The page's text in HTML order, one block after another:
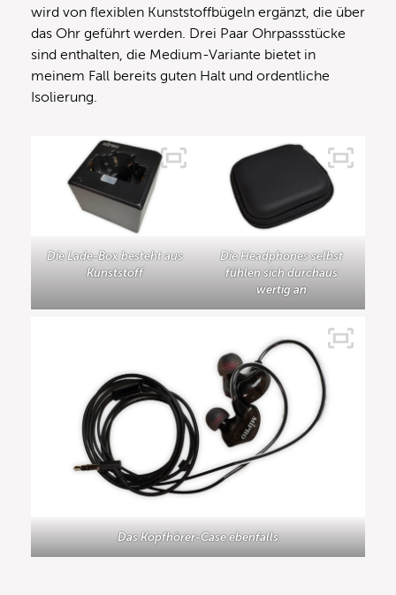
wird von flexiblen Kunststoffbügeln ergänzt, die über
das Ohr geführt werden. Drei Paar Ohrpassstücke
sind enthalten, die Medium-Variante bietet in
meinem Fall bereits guten Halt und ordentliche
Isolierung.
Die Lade-Box besteht aus
Kunststoff
Die Headphones selbst
fühlen sich durchaus
wertig an
Das Kopfhörer-Case ebenfalls